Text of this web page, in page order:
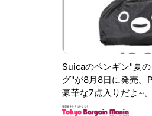
Suicaのペンギン"夏
グ"が8月8日に発売。
豪華な7点入りだよ~。